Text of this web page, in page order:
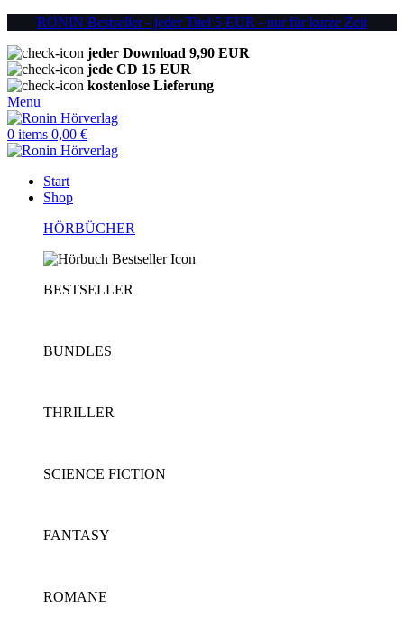
RONIN Bestseller - jeder Titel 5 EUR - nur für kurze Zeit
jeder Download 9,90 EUR
jede CD 15 EUR
kostenlose Lieferung
Menu
0 items 0,00 €
Start
Shop
HÖRBÜCHER
BESTSELLER
BUNDLES
THRILLER
SCIENCE FICTION
FANTASY
ROMANE